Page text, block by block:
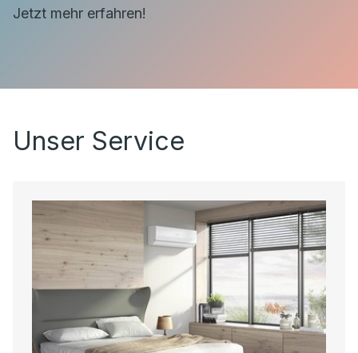
Jetzt mehr erfahren!
Unser Service